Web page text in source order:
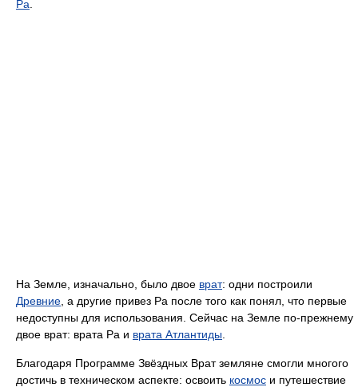
Ра
На Земле, изначально, было двое врат: одни построили
Древние , а другие привез Ра после того как понял, что первые
недоступны для использования. Сейчас на Земле по-прежнему
двое врат: врата Ра и врата Атлантиды
Благодаря Программе Звёздных Врат земляне смогли многого
достичь в техническом аспекте: освоить космос и путешествие